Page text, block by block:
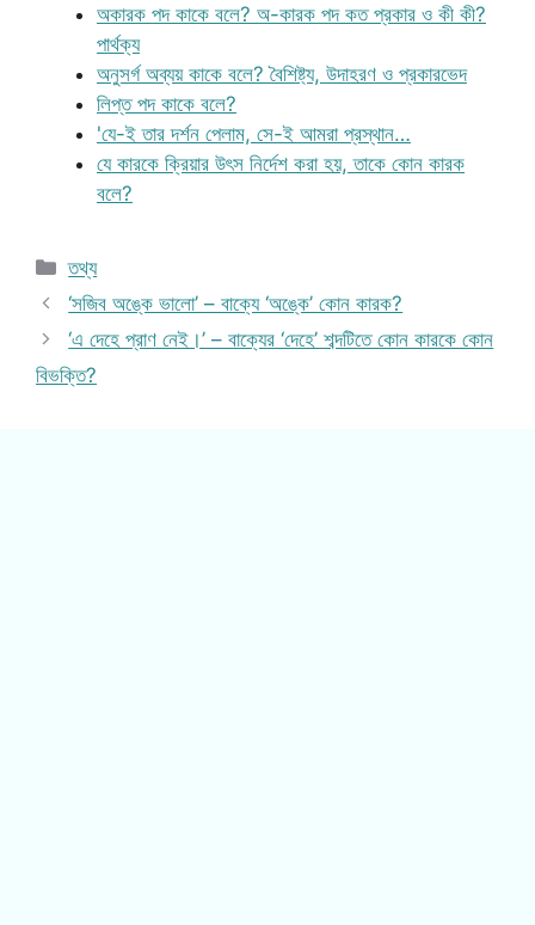
অকারক পদ কাকে বলে? অ-কারক পদ কত প্রকার ও কী কী?
পার্থক্য
অনুসর্গ অব্যয় কাকে বলে? বৈশিষ্ট্য, উদাহরণ ও প্রকারভেদ
লিপ্ত পদ কাকে বলে?
'যে-ই তার দর্শন পেলাম, সে-ই আমরা প্রস্থান…
যে কারকে ক্রিয়ার উৎস নির্দেশ করা হয়, তাকে কোন কারক
বলে?
Categories
তথ্য
‘সজিব অঙ্কে ভালো’ – বাক্যে ‘অঙ্কে’ কোন কারক?
‘এ দেহে প্রাণ নেই।’ – বাক্যের ‘দেহে’ শব্দটিতে কোন কারকে কোন
বিভক্তি?